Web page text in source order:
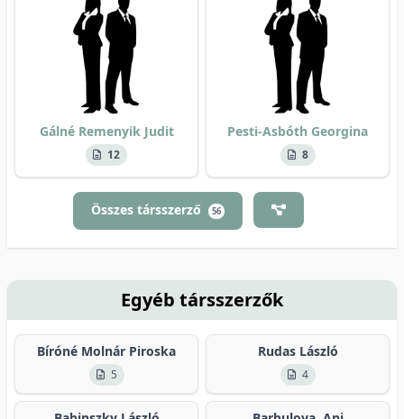
Gálné Remenyik Judit
12
Pesti-Asbóth Georgina
8
Összes társszerző 56
Egyéb társszerzők
Bíróné Molnár Piroska
5
Rudas László
4